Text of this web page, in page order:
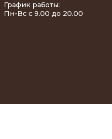
График работы:
Пн-Вс с 9.00 до 20.00